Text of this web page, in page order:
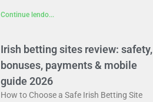
Continue lendo...
Irish betting sites review: safety,
bonuses, payments & mobile
guide 2026
How to Choose a Safe Irish Betting Site